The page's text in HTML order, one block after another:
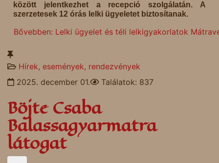
között jelentkezhet a recepció szolgálatán. A
szerzetesek 12 órás lelki ügyeletet biztosítanak.
Bővebben: Lelki ügyelet és téli lelkigyakorlatok
Hírek, események, rendezvények
2025. december 01.
Találatok: 837
Böjte Csaba
Balassagyarmatra
látogat